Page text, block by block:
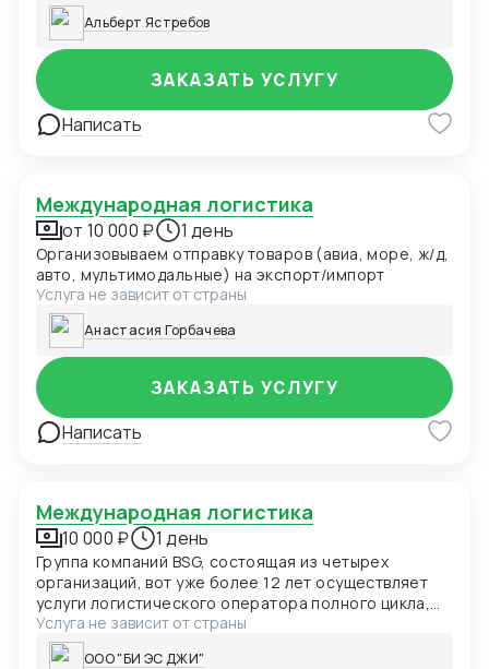
Альберт Ястребов
Написать
ЗАКАЗАТЬ УСЛУГУ
Международная логистика
от 10 000 ₽ 1 день
Организовываем отправку товаров (авиа, море, ж/д,
авто, мультимодальные) на экспорт/импорт
Услуга не зависит от страны
Анастасия Горбачева
Написать
ЗАКАЗАТЬ УСЛУГУ
Международная логистика
10 000 ₽ 1 день
Группа компаний BSG, состоящая из четырех
организаций, вот уже более 12 лет осуществляет
услуги логистического оператора полного цикла,
наш опыт позволяет соответствовать всем
международным стандартам.
Услуга не зависит от страны
ООО "БИ ЭС ДЖИ"